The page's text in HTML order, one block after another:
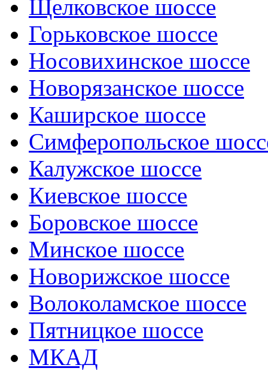
Щелковское шоссе
Горьковское шоссе
Носовихинское шоссе
Новорязанское шоссе
Каширское шоссе
Симферопольское
Калужское шоссе
Киевское шоссе
Боровское шоссе
Минское шоссе
Новорижское шоссе
Волоколамское шоссе
Пятницкое шоссе
МКАД